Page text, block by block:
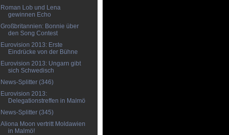
Roman Lob und Lena
gewinnen Echo
Großbritannien: Bonnie über
den Song Contest
Eurovision 2013: Erste
Eindrücke von der Bühne
Eurovision 2013: Ungarn gibt
sich Schwedisch
News-Splitter (346)
Eurovision 2013:
Delegationstreffen in Malmö
News-Splitter (345)
Aliona Moon vertritt Moldawien
in Malmö!